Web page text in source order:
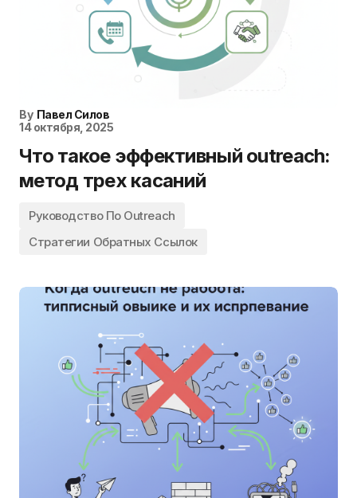
By Павел Силов
14 октября, 2025
Что такое эффективный outreach:
метод трех касаний
Руководство По Outreach
Стратегии Обратных Ссылок